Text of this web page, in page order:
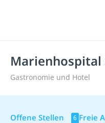
Gastronomie und Hotel
Offene Stellen 6 Freie